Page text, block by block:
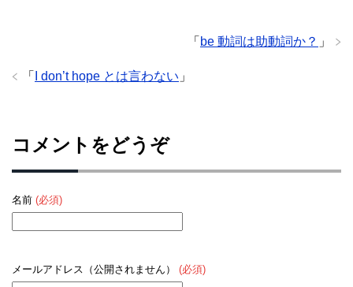
「 be 動詞は助動詞か？ 」
「 I don’t hope とは言わない 」
コメントをどうぞ
名前 (必須)
メールアドレス（公開されません） (必須)